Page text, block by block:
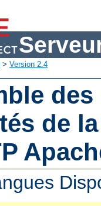
> Version 2.4
de